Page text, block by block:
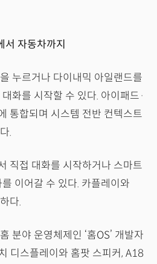
자동차까지
누르거나 다이내믹 아일랜드를
화를 시작할 수 있다. 아이패드·
통합되며 시스템 전반 컨텍스트
.
직접 대화를 시작하거나 스마트
이어갈 수 있다. 카플레이와
다.
분야 운영체제인 ‘홈OS’ 개발자
디스플레이와 홈팟 스피커, A18